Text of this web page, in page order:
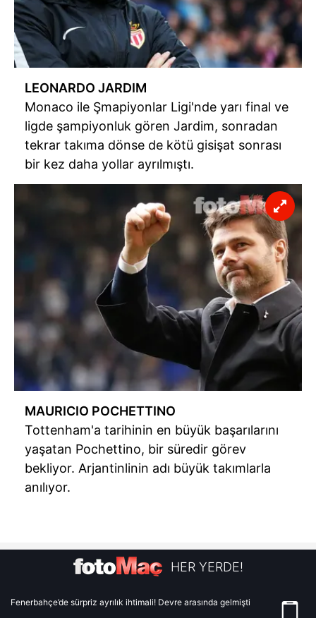
LEONARDO JARDIM
Monaco ile Şmapiyonlar Ligi'nde yarı final ve
ligde şampiyonluk gören Jardim, sonradan
tekrar takıma dönse de kötü gisişat sonrası
bir kez daha yollar ayrılmıştı.
MAURICIO POCHETTINO
Tottenham'a tarihinin en büyük başarılarını
yaşatan Pochettino, bir süredir görev
bekliyor. Arjantinlinin adı büyük takımlarla
anılıyor.
HER YERDE!
Fenerbahçe’de sürpriz ayrılık ihtimali! Devre arasında gelmişti